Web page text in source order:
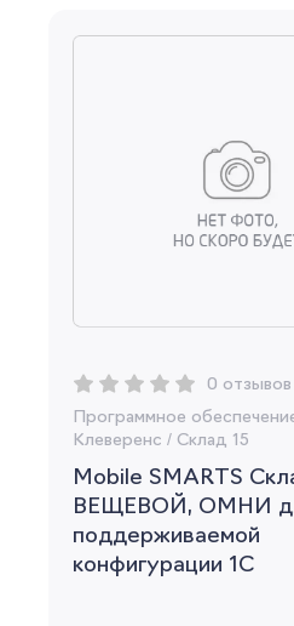
0 отзывов
Программное
Клеверенс / Склад 15
Mobile SMARTS
ВЕЩЕВОЙ, ОМНИ
поддерживаемой
конфигурации 1С